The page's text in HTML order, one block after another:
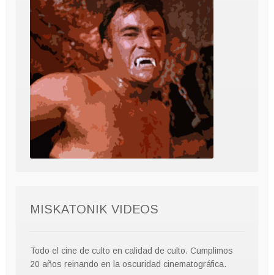
MISKATONIK VIDEOS
Todo el cine de culto en calidad de culto. Cumplimos
20 años reinando en la oscuridad cinematográfica.